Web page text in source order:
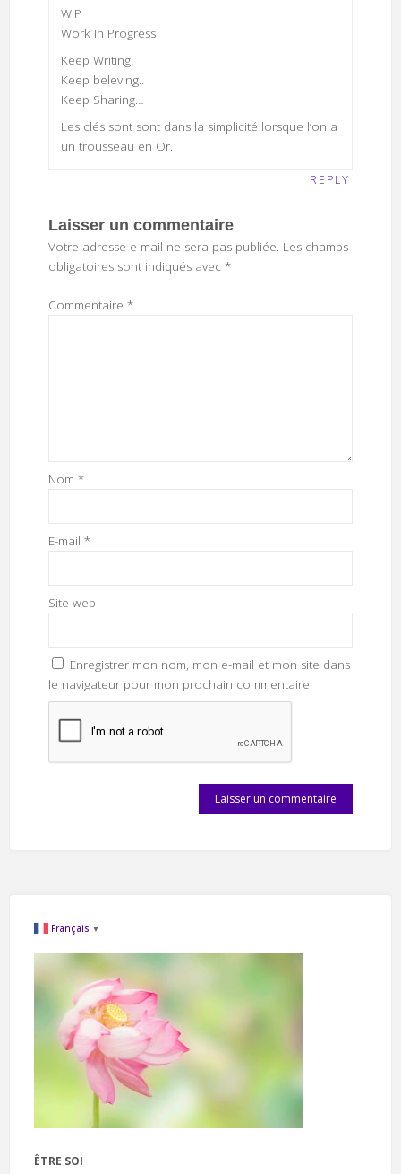
WIP
Work In Progress
Keep Writing.
Keep beleving..
Keep Sharing…
Les clés sont sont dans la simplicité lorsque l’on a
un trousseau en Or.
REPLY
Laisser un commentaire
Votre adresse e-mail ne sera pas publiée. Les champs
obligatoires sont indiqués avec *
Commentaire *
Nom *
E-mail *
Site web
Enregistrer mon nom, mon e-mail et mon site dans
le navigateur pour mon prochain commentaire.
Français ▼
ÊTRE SOI